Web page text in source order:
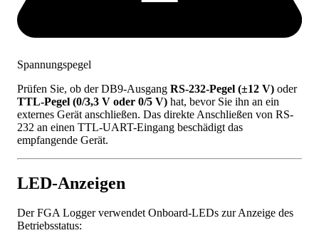
Spannungspegel
Prüfen Sie, ob der DB9-Ausgang RS-232-Pegel (±12 V) oder
TTL-Pegel (0/3,3 V oder 0/5 V) hat, bevor Sie ihn an ein
externes Gerät anschließen. Das direkte Anschließen von RS-
232 an einen TTL-UART-Eingang beschädigt das
empfangende Gerät.
LED-Anzeigen
Der FGA Logger verwendet Onboard-LEDs zur Anzeige des
Betriebsstatus: